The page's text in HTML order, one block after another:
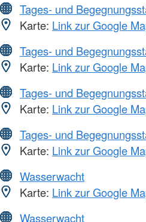
Tages- und
Karte: Link zur Google
Tages- und
Karte: Link zur Google
Tages- und
Karte: Link zur Google
Tages- und
Karte: Link zur Google
Wasserwacht
Karte: Link zur Google
Wasserwacht